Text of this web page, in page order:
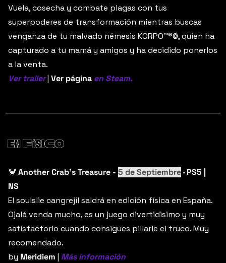
Vuela, cosecha y combate plagas con tus
superpoderes de transformación mientras buscas
venganza de tu malvado némesis KORPO™®©, quien ha
capturado a tu mamá y amigos y ha decidido ponerlos
a la venta.
Ver trailer | Ver página en Steam.
🦀 Another Crab’s Treasure - 5 de Septiembre · PS5 |
NS
El soulslie cangrejil saldrá en edición física en España.
Ojalá venda mucho, es un juego divertidisimo y muy
satisfactorio cuando consigues pillarle el truco. Muy
recomendado.
by Meridiem | Más información